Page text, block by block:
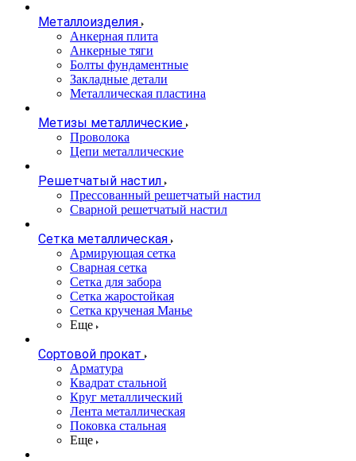
Металлоизделия
Анкерная плита
Анкерные тяги
Болты фундаментные
Закладные детали
Металлическая пластина
Метизы металлические
Проволока
Цепи металлические
Решетчатый настил
Прессованный решетчатый настил
Сварной решетчатый настил
Сетка металлическая
Армирующая сетка
Сварная сетка
Сетка для забора
Сетка жаростойкая
Сетка крученая Манье
Еще
Сортовой прокат
Арматура
Квадрат стальной
Круг металлический
Лента металлическая
Поковка стальная
Еще